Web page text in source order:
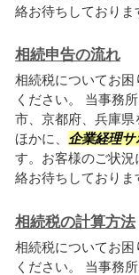
絡お待ちしておりま
相続申告の流れ
相続税についてお
ください。 当事務
市、京都府、兵庫
ほかに、 企業経理サ
す。お客様のご状
絡お待ちしておりま
相続税の計算方法
相続税についてお
ください。 当事務